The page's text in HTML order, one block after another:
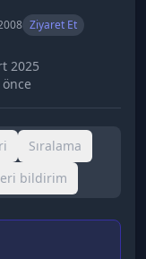
Ziyaret Et
2025
önce
Sıralama
bildirim